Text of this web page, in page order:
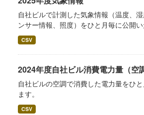
自社ビルで計測した気象情報（温度、
ンサー情報、照度）をひと月毎に公開い
CSV
2024年度自社ビル消費電力量（空
自社ビルの空調で消費した電力量をひ
ます。
CSV